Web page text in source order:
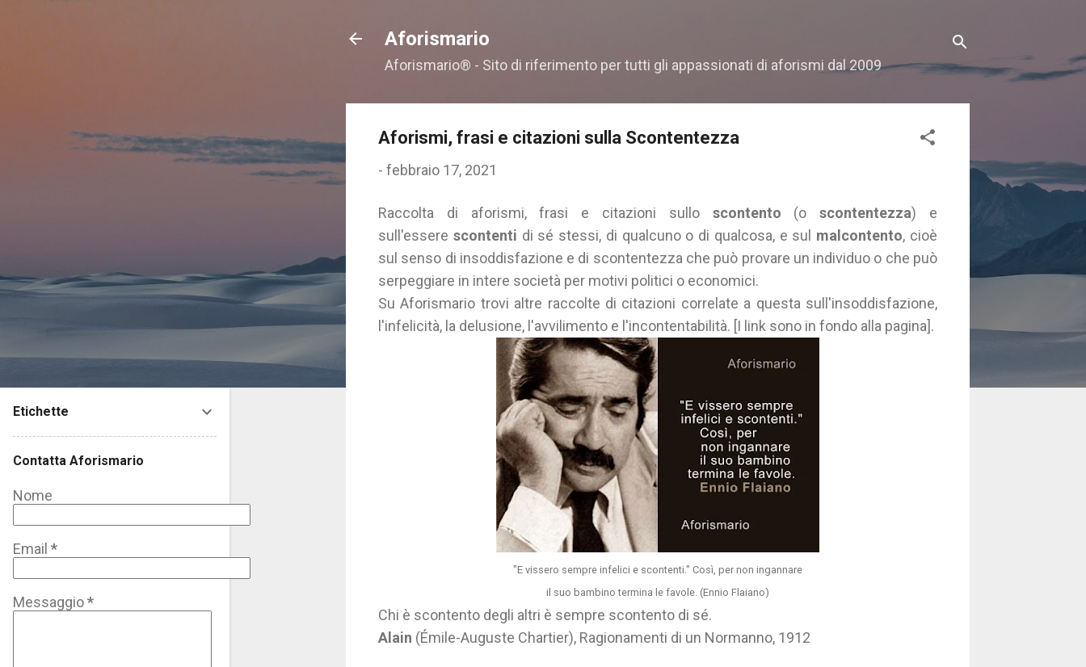
Aforismario
Aforismario® - Sito di riferimento per tutti gli appassionati di aforismi dal 2009
Aforismi, frasi e citazioni sulla Scontentezza
- febbraio 17, 2021
Raccolta di aforismi, frasi e citazioni sullo scontento (oscontentezza) e
sull'essere scontenti di sé stessi, di qualcuno o di qualcosa, e sul malcontento, cioè
sul senso di insoddisfazione e di scontentezza che può provare un individuo o che può
serpeggiare in intere società per motivi politici o economici.
Su Aforismario trovi altre raccolte di citazioni correlate a questa sull'insoddisfazione,
l'infelicità, la delusione, l'avvilimento e l'incontentabilità. [I link sono in fondo alla pagina].
"E vissero sempre infelici e scontenti." Così, per non ingannare
il suo bambino termina le favole. (Ennio Flaiano)
Chi è scontento degli altri è sempre scontento di sé.
Alain (Émile-Auguste Chartier), Ragionamenti di un Normanno, 1912
Etichette
Contatta Aforismario
Nome
Email *
Messaggio*